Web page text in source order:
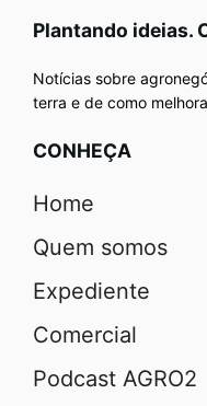
Plantando ideias.
Notícias sobre
terra e de como
CONHEÇA
Home
Quem somos
Expediente
Comercial
Podcast AGRO2